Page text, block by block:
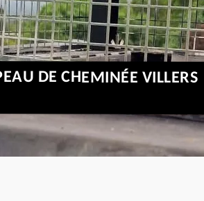
DE CHEMINÉE VILLERS